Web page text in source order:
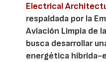
Electrical
respaldada por la
Aviación Limpia de
busca desarrollar
energética híbrida-